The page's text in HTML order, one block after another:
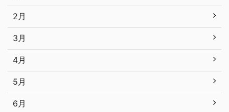
2月
3月
4月
5月
6月